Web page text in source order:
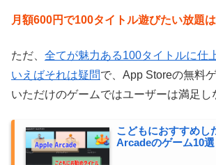
月額600円で100タイトル遊びたい放題
ただ、 全てが魅力ある100タイトルに仕
いえばそれは疑問で、App Storeの無料
いただけのゲームではユーザーは満足し
こどもにおすすめし
Arcadeのゲーム10選